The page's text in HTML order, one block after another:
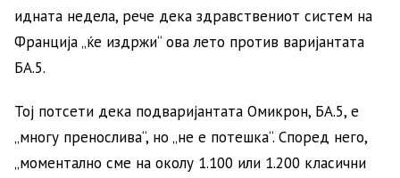
идната недела, рече дека здравствениот систем на
Франција „ќе издржи“ ова лето против варијантата
БА.5.
Тој потсети дека подваријантата Омикрон, БА.5, е
„многу пренослива“, но „не е потешка“. Според него,
„моментално сме на околу 1.100 или 1.200 класични